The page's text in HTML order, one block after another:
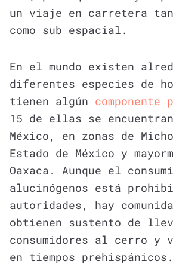
un viaje en carretera
como sub espacial.
En el mundo existen
diferentes especies de
tienen algún componente
15 de ellas se
México, en zonas de
Estado de México y
Oaxaca. Aunque el
alucinógenos está
autoridades, hay
obtienen sustento de
consumidores al cerro y
en tiempos prehispánicos.